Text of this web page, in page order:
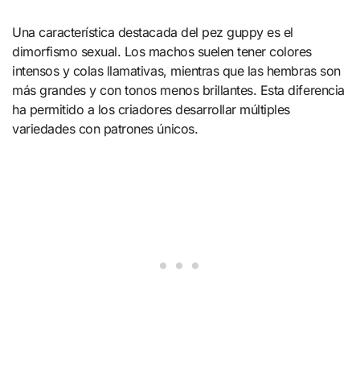
Una característica destacada del pez guppy es el
dimorfismo sexual. Los machos suelen tener colores
intensos y colas llamativas, mientras que las hembras son
más grandes y con tonos menos brillantes. Esta diferencia
ha permitido a los criadores desarrollar múltiples
variedades con patrones únicos.